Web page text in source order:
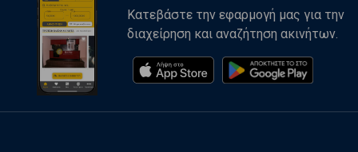
Κατεβάστε την εφαρμογή μας για την
διαχείρηση και αναζήτηση ακινήτων.